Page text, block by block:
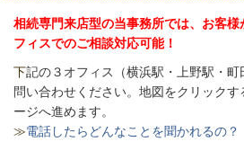
相続専門来店型の当事務所では、お客
フィスでのご相談対応可能！
下記の３オフィス（横浜駅・上野駅・町
問い合わせください。 地図をクリックす
ージへ進めます。
≫電話したらどんなことを聞かれるの？